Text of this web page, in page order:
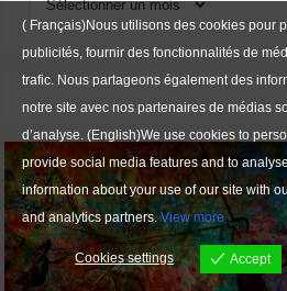
( Français)Nous utilisons des cookies pour
publicités, fournir des fonctionnalités de
trafic. Nous partageons également des
notre site avec nos partenaires de médias
d’analyse. (English)We use cookies to
provide social media features and to
information about your use of our site with
and analytics partners.View more
Cookies settings Accept